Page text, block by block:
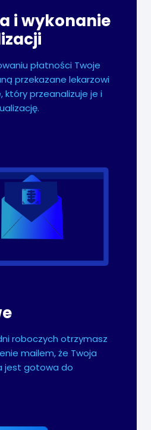
i wykonanie
płatności Twoje
przekazane lekarzowi
który przeanalizuje je i
roboczych otrzymasz
mailem, że Twoja
jest gotowa do